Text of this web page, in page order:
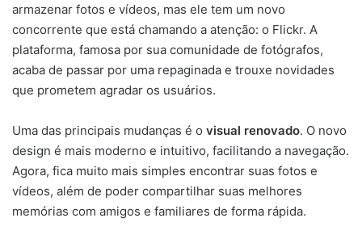
armazenar fotos e vídeos, mas ele tem um novo
concorrente que está chamando a atenção: o Flickr. A
plataforma, famosa por sua comunidade de fotógrafos,
acaba de passar por uma repaginada e trouxe novidades
que prometem agradar os usuários.
Uma das principais mudanças é o visual renovado. O novo
design é mais moderno e intuitivo, facilitando a navegação.
Agora, fica muito mais simples encontrar suas fotos e
vídeos, além de poder compartilhar suas melhores
memórias com amigos e familiares de forma rápida.